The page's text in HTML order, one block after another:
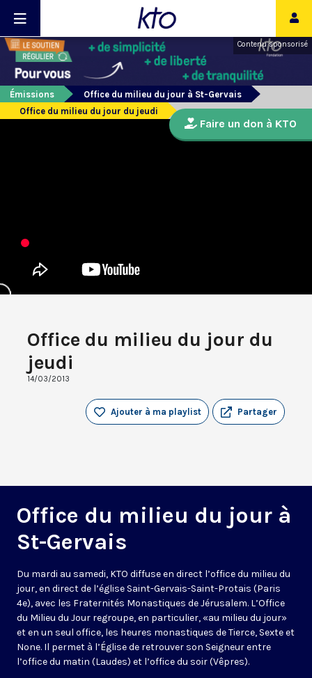
Contenu sponsorisé
Émissions
Office du milieu du jour à St-Gervais
Office du milieu du jour du jeudi
Office du milieu du jour du
jeudi
14/03/2013
Partager
Ajouter à ma playlist
Office du milieu du jour à
St-Gervais
Du mardi au samedi, KTO diffuse en direct l’office du milieu du
jour, en direct de l’église Saint-Gervais-Saint-Protais (Paris
4e), avec les Fraternités Monastiques de Jérusalem. L’Office
du Milieu du Jour regroupe, en particulier, «au milieu du jour»
et en un seul office, les heures monastiques de Tierce, Sexte et
None. Il permet à l’Église de retrouver son Seigneur entre
l’office du matin (Laudes) et l’office du soir (Vêpres).
Faire un don à KTO